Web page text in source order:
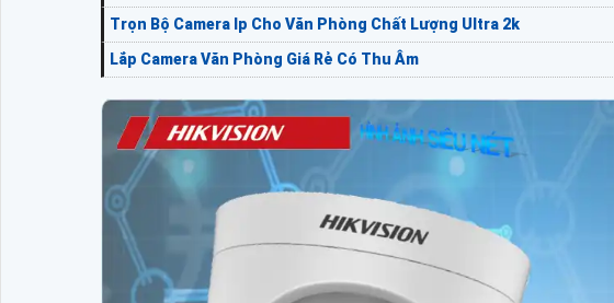
Trọn Bộ Camera Ip Cho Văn Phòng Chất Lượng Ultra 2k
Lắp Camera Văn Phòng Giá Rẻ Có Thu Âm